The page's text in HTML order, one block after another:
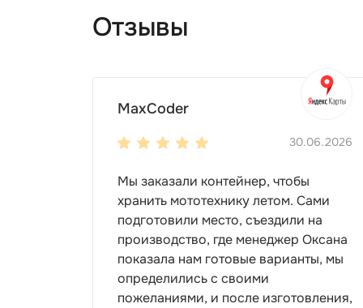
Отзывы
MaxCoder
30.06.2026
Мы заказали контейнер, чтобы
хранить мототехнику летом. Сами
подготовили место, съездили на
производство, где менеджер Оксана
показала нам готовые варианты, мы
определились с своими
пожеланиями, и после изготовления,